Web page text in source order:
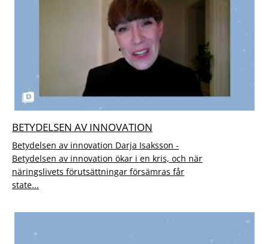
BETYDELSEN AV INNOVATION
Betydelsen av innovation Darja Isaksson -
Betydelsen av innovation ökar i en kris, och när
näringslivets förutsättningar försämras får
state...